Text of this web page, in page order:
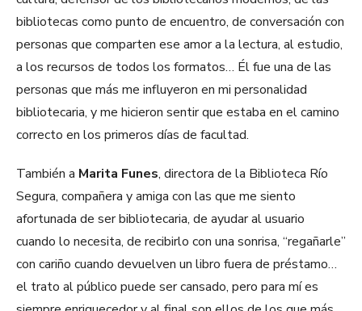
bibliotecas como punto de encuentro, de conversación con
personas que comparten ese amor a la lectura, al estudio,
a los recursos de todos los formatos… Él fue una de las
personas que más me influyeron en mi personalidad
bibliotecaria, y me hicieron sentir que estaba en el camino
correcto en los primeros días de facultad.
También a Marita Funes, directora de la Biblioteca Río
Segura, compañera y amiga con las que me siento
afortunada de ser bibliotecaria, de ayudar al usuario
cuando lo necesita, de recibirlo con una sonrisa, “regañarle”
con cariño cuando devuelven un libro fuera de préstamo…
el trato al público puede ser cansado, pero para mí es